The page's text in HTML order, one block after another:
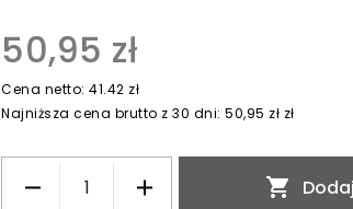
50,95 zł
Cena netto: 41.42 zł
Najniższa cena brutto z 30 dni: 50,95 zł zł
